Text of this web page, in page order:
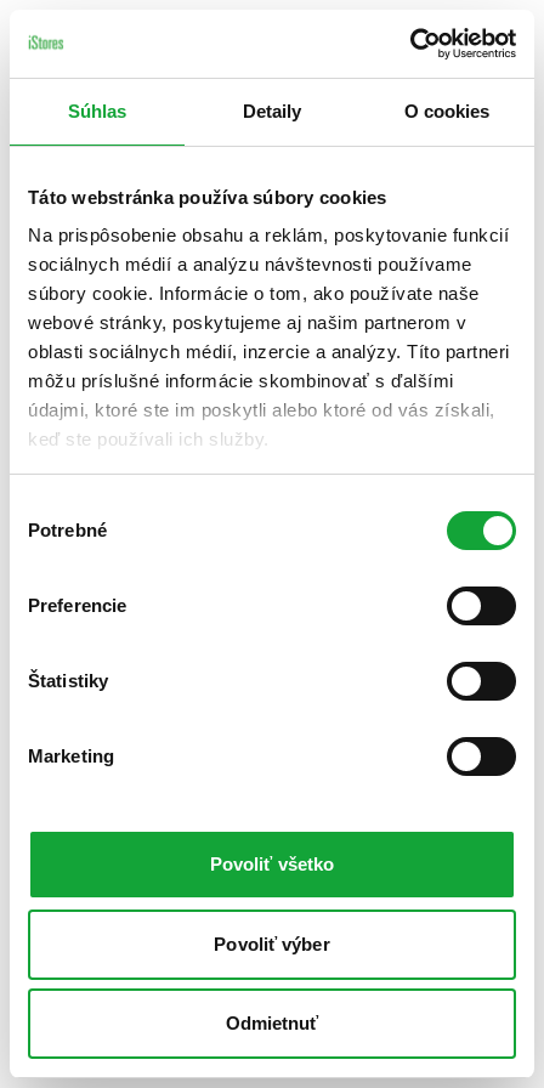
Súhlas Detaily O cookies
Táto webstránka používa súbory cookies
Na prispôsobenie obsahu a reklám, poskytovanie funkcií
sociálnych médií a analýzu návštevnosti používame
súbory cookie. Informácie o tom, ako používate naše
webové stránky, poskytujeme aj našim partnerom v
oblasti sociálnych médií, inzercie a analýzy. Títo partneri
môžu príslušné informácie skombinovať s ďalšími
údajmi, ktoré ste im poskytli alebo ktoré od vás získali,
keď ste používali ich služby.
súhlasu
Potrebné
Preferencie
Štatistiky
Marketing
Povoliť všetko
Povoliť výber
Odmietnuť